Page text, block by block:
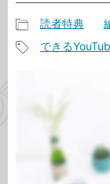
事
ゴ
読者特典
グ
できる